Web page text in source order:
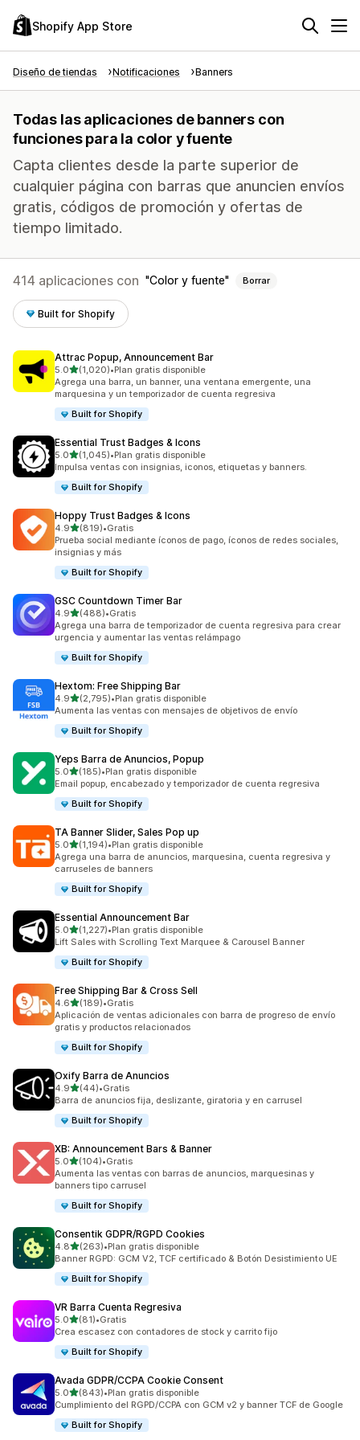
Shopify App Store
Diseño de tiendas Notificaciones Banners
Todas las aplicaciones de banners con
funciones para la color y fuente
Capta clientes desde la parte superior de
cualquier página con barras que anuncien envíos
gratis, códigos de promoción y ofertas de
tiempo limitado.
414 aplicaciones con Color y fuente Borrar
Built for Shopify
Attrac Popup, Announcement Bar
5.0de 5 estrellas
(1,020)
1020 reseñas en total
•Plan gratis disponible
Agrega una barra, un banner, una ventana emergente, una
marquesina y un temporizador de cuenta regresiva
Built for Shopify
Essential Trust Badges & Icons
5.0de 5 estrellas
(1,045)
1045 reseñas en total
•Plan gratis disponible
Impulsa ventas con insignias, iconos, etiquetas y banners.
Built for Shopify
Hoppy Trust Badges & Icons
4.9de 5 estrellas
(819)
819 reseñas en total
•Gratis
Prueba social mediante íconos de pago, íconos de redes sociales,
insignias y más
Built for Shopify
GSC Countdown Timer Bar
4.9de 5 estrellas
(488)
488 reseñas en total
•Gratis
Agrega una barra de temporizador de cuenta regresiva para crear
urgencia y aumentar las ventas relámpago
Built for Shopify
Hextom: Free Shipping Bar
4.9de 5 estrellas
(2,795)
2795 reseñas en total
•Plan gratis disponible
Aumenta las ventas con mensajes de objetivos de envío
Built for Shopify
Yeps Barra de Anuncios, Popup
5.0de 5 estrellas
(185)
185 reseñas en total
•Plan gratis disponible
Email popup, encabezado y temporizador de cuenta regresiva
Built for Shopify
TA Banner Slider, Sales Pop up
5.0de 5 estrellas
(1,194)
1194 reseñas en total
•Plan gratis disponible
Agrega una barra de anuncios, marquesina, cuenta regresiva y
carruseles de banners
Built for Shopify
Essential Announcement Bar
5.0de 5 estrellas
(1,227)
1227 reseñas en total
•Plan gratis disponible
Lift Sales with Scrolling Text Marquee & Carousel Banner
Built for Shopify
Free Shipping Bar & Cross Sell
4.6de 5 estrellas
(189)
189 reseñas en total
•Gratis
Aplicación de ventas adicionales con barra de progreso de envío
gratis y productos relacionados
Built for Shopify
Oxify Barra de Anuncios
4.9de 5 estrellas
(44)
44 reseñas en total
•Gratis
Barra de anuncios fija, deslizante, giratoria y en carrusel
Built for Shopify
XB: Announcement Bars & Banner
5.0de 5 estrellas
(104)
104 reseñas en total
•Gratis
Aumenta las ventas con barras de anuncios, marquesinas y
banners tipo carrusel
Built for Shopify
Consentik GDPR/RGPD Cookies
4.8de 5 estrellas
(263)
263 reseñas en total
•Plan gratis disponible
Banner RGPD: GCM V2, TCF certificado & Botón Desistimiento UE
Built for Shopify
VR Barra Cuenta Regresiva
5.0de 5 estrellas
(81)
81 reseñas en total
•Gratis
Crea escasez con contadores de stock y carrito fijo
Built for Shopify
Avada GDPR/CCPA Cookie Consent
5.0de 5 estrellas
(843)
843 reseñas en total
•Plan gratis disponible
Cumplimiento del RGPD/CCPA con GCM v2 y banner TCF de Google
Built for Shopify